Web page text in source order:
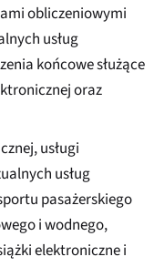
obliczeniowymi
usług
końcowe służące
oraz
usługi
usług
pasażerskiego
i wodnego,
elektroniczne i